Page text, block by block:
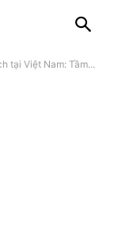
tại Việt Nam: Tầm...